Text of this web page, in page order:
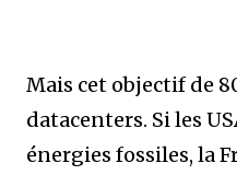
Mais cet objectif de
datacenters. Si les
énergies fossiles, la